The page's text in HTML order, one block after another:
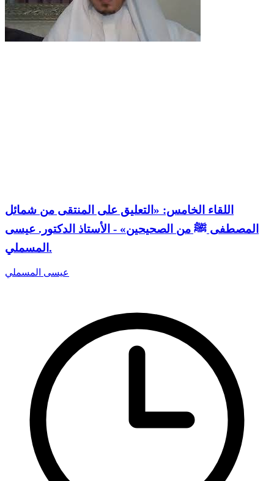
اللقاء الخامس: «التعليق على المنتقى من شمائل
المصطفى ﷺ من الصحيحين» - الأستاذ الدكتور. عيسى
المسملي.
عيسى المسملي